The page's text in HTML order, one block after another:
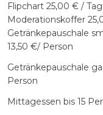
Flipchart 25,00 € / Tag
Moderationskoffer
Getränkepauschale
13,50 €/ Person
Getränkepauschale
Person
Mittagessen bis 15